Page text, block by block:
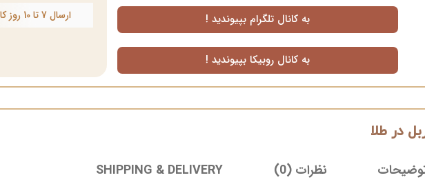
به کانال تلگرام بپیوندید !
به کانال روبیکا بپیوندید !
ارسال 7 تا 10 روز کاری بعد از ثبت سفارش
در طلا
نظرات (0) SHIPPING & DELIVERY